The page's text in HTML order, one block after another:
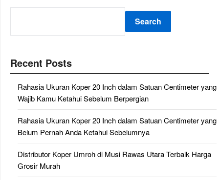
Search
Recent Posts
Rahasia Ukuran Koper 20 Inch dalam Satuan Centimeter yang
Wajib Kamu Ketahui Sebelum Berpergian
Rahasia Ukuran Koper 20 Inch dalam Satuan Centimeter yang
Belum Pernah Anda Ketahui Sebelumnya
Distributor Koper Umroh di Musi Rawas Utara Terbaik Harga
Grosir Murah